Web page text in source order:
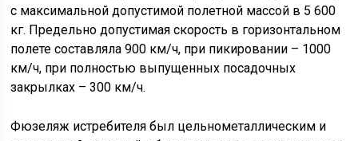
с максимальной допустимой полетной массой в 5 600
кг. Предельно допустимая скорость в горизонтальном
полете составляла 900 км/ч, при пикировании – 1000
км/ч, при полностью выпущенных посадочных
закрылках – 300 км/ч.
Фюзеляж истребителя был цельнометаллическим и